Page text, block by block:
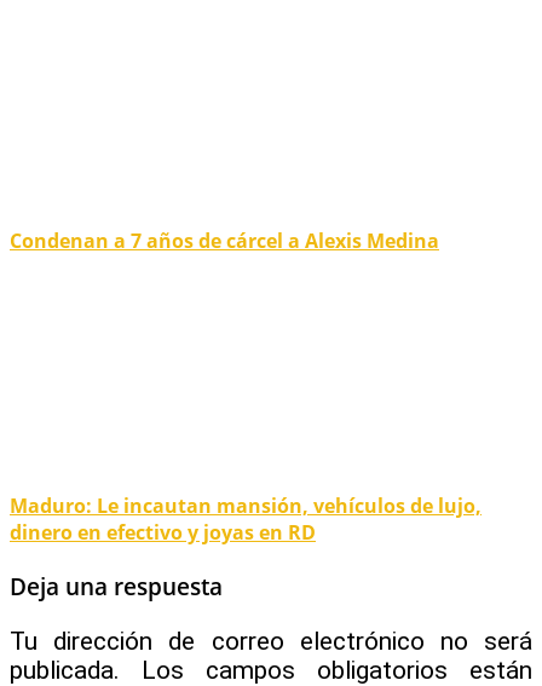
Condenan a 7 años de cárcel a Alexis Medina
Maduro: Le incautan mansión, vehículos de lujo,
dinero en efectivo y joyas en RD
Deja una respuesta
Tu dirección de correo electrónico no será
publicada.
Los campos obligatorios están